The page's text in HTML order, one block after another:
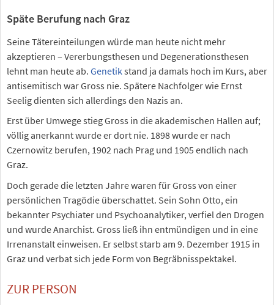
Späte Berufung nach Graz
Seine Tätereinteilungen würde man heute nicht mehr
akzeptieren – Vererbungsthesen und Degenerationsthesen
lehnt man heute ab. Genetik stand ja damals hoch im Kurs, aber
antisemitisch war Gross nie. Spätere Nachfolger wie Ernst
Seelig dienten sich allerdings den Nazis an.
Erst über Umwege stieg Gross in die akademischen Hallen auf;
völlig anerkannt wurde er dort nie. 1898 wurde er nach
Czernowitz berufen, 1902 nach Prag und 1905 endlich nach
Graz.
Doch gerade die letzten Jahre waren für Gross von einer
persönlichen Tragödie überschattet. Sein Sohn Otto, ein
bekannter Psychiater und Psychoanalytiker, verfiel den Drogen
und wurde Anarchist. Gross ließ ihn entmündigen und in eine
Irrenanstalt einweisen. Er selbst starb am 9. Dezember 1915 in
Graz und verbat sich jede Form von Begräbnisspektakel.
ZUR PERSON